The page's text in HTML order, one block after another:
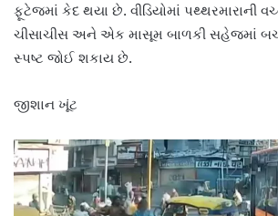
ફૂટેજમાં કેદ થયા છે. વીડિયોમાં પથ્થરમારાની
ચીસાચીસ અને એક માસૂમ બાળકી સહેજમાં
સ્પષ્ટ જોઈ શકાય છે.
જીશાન ખૂંટ